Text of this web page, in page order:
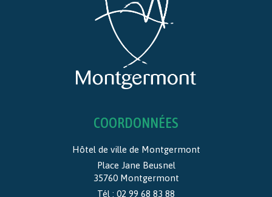
COORDONNÉES
Hôtel de ville de Montgermont
Place Jane Beusnel
35760 Montgermont
Tél : 02 99 68 83 88